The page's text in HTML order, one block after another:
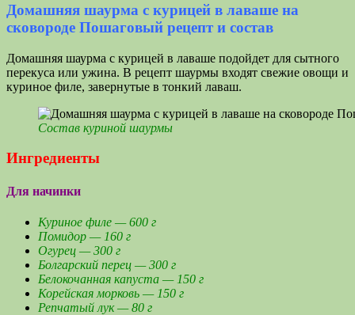
Домашняя шаурма с курицей в лаваше на
сковороде Пошаговый рецепт и состав
Домашняя шаурма с курицей в лаваше подойдет для сытного
перекуса или ужина. В рецепт шаурмы входят свежие овощи и
куриное филе, завернутые в тонкий лаваш.
Состав куриной шаурмы
Ингредиенты
Для начинки
Куриное филе — 600 г
Помидор — 160 г
Огурец — 300 г
Болгарский перец — 300 г
Белокочанная капуста — 150 г
Корейская морковь — 150 г
Репчатый лук — 80 г